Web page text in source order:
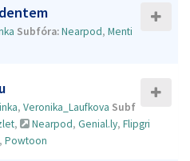
Subfóra:Nearpod, Menti
, Veronika_Laufkova Subf
, Nearpod, Genial.ly, Flipgri
, Powtoon